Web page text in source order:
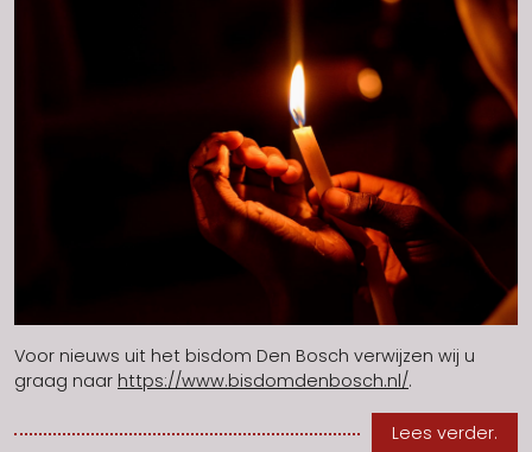
Voor nieuws uit het bisdom Den Bosch verwijzen wij u
graag naar https://www.bisdomdenbosch.nl/.
Lees verder.